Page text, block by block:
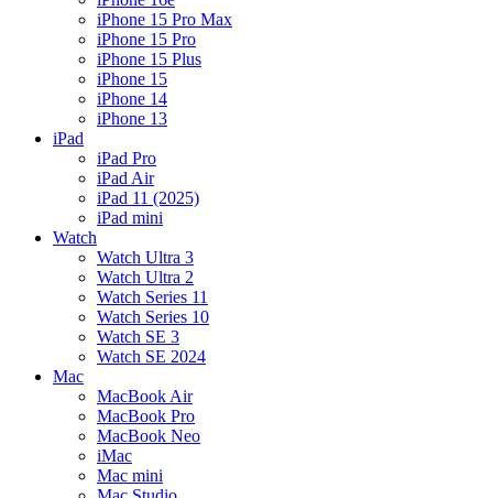
iPhone 15 Pro Max
iPhone 15 Pro
iPhone 15 Plus
iPhone 15
iPhone 14
iPhone 13
iPad
iPad Pro
iPad Air
iPad 11 (2025)
iPad mini
Watch
Watch Ultra 3
Watch Ultra 2
Watch Series 11
Watch Series 10
Watch SE 3
Watch SE 2024
Mac
MacBook Air
MacBook Pro
MacBook Neo
iMac
Mac mini